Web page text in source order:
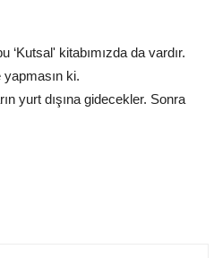
kitabımızda da vardır.
ki.
yurt dışına gidecekler. Sonra